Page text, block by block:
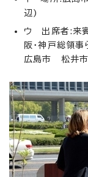
辺)
ウ 出席者:来
阪・神戸総領
広島市 松井市